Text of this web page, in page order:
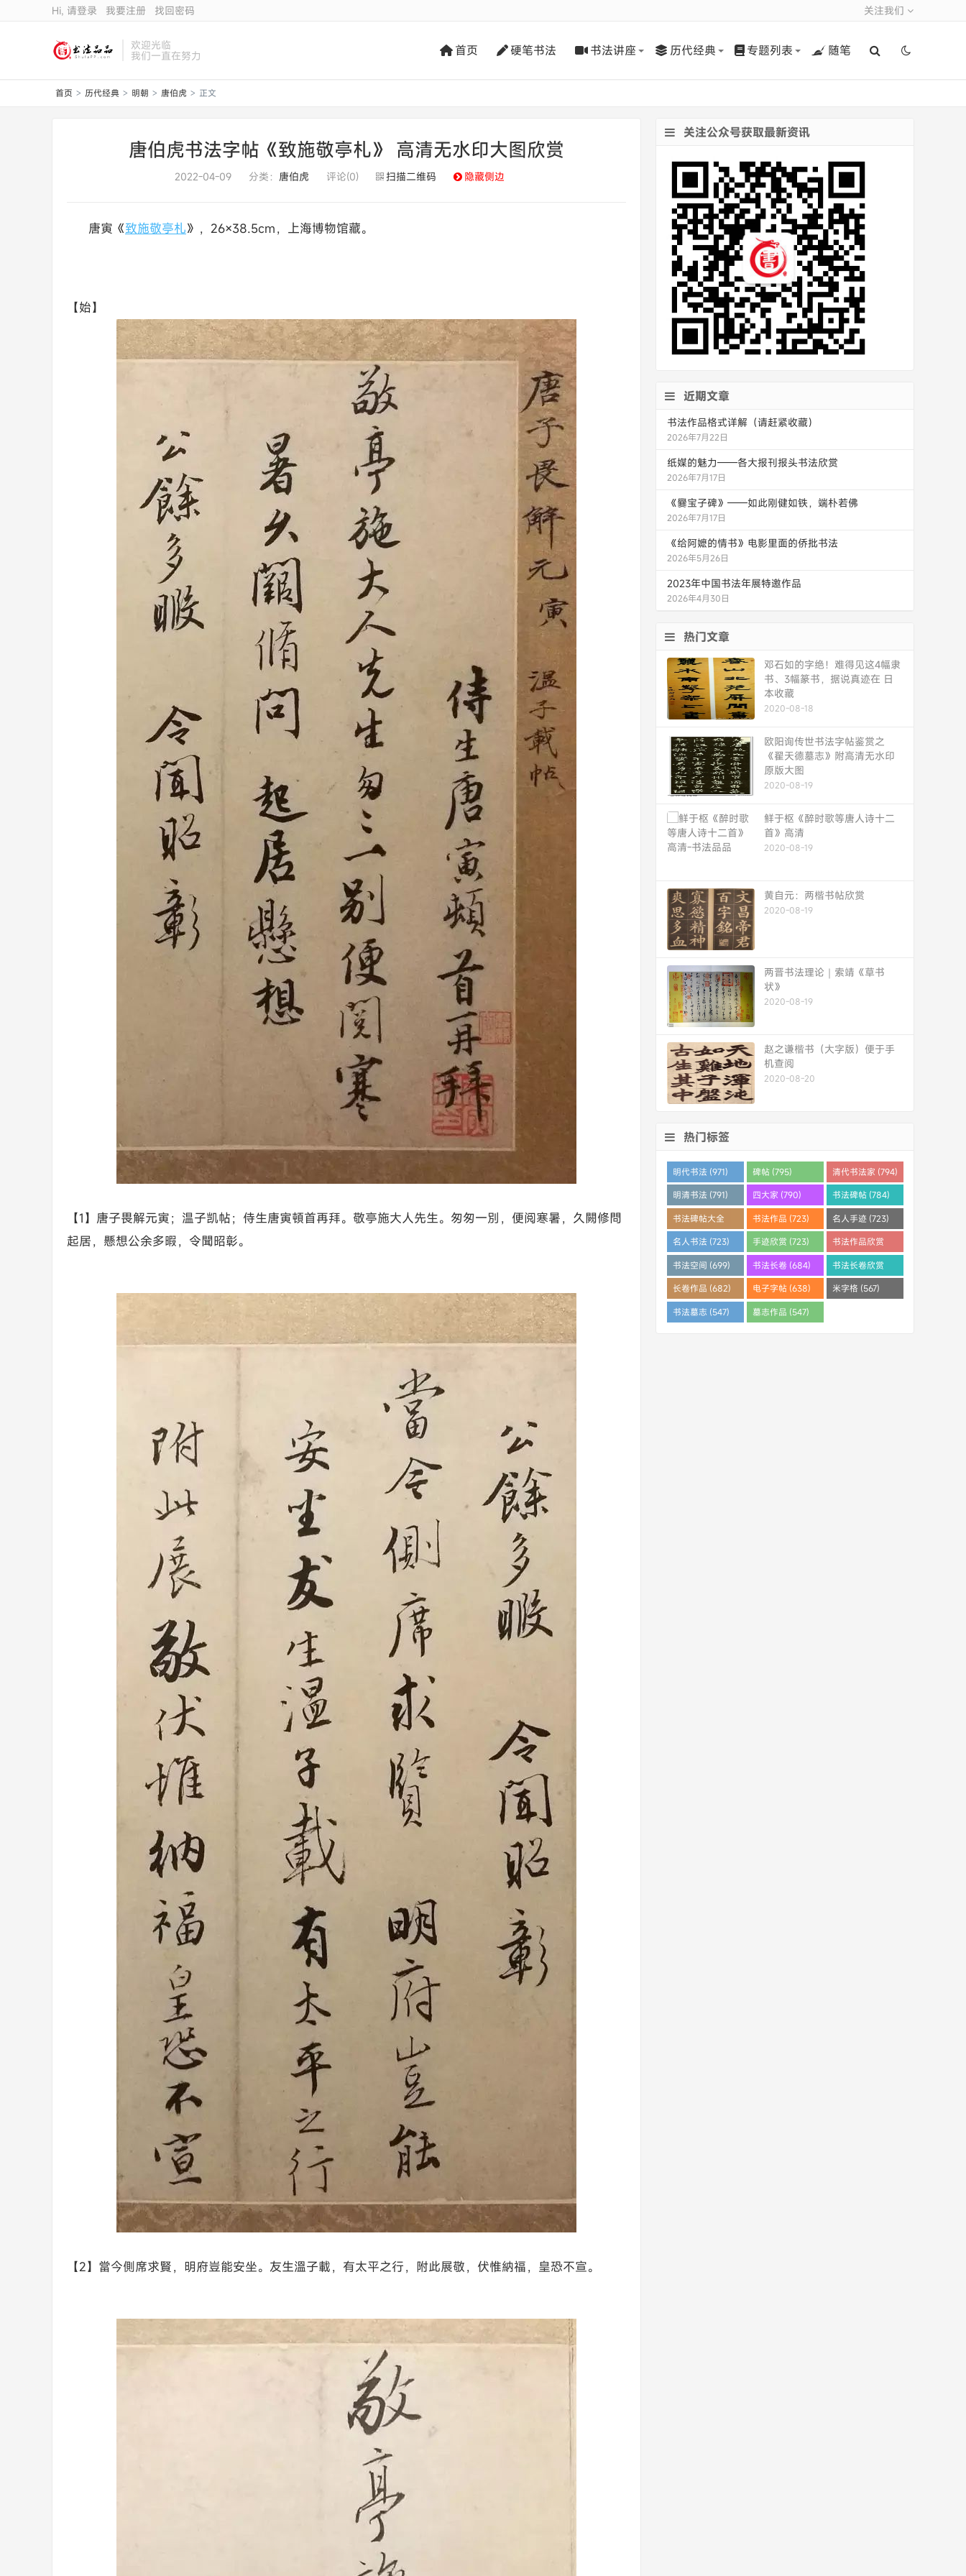
关注我们
Hi, 请登录 我要注册 找回密码
欢迎光临
我们一直在努力 首页 硬笔书法 书法讲座 历代经典 专题列表 随笔
首页 > 历代经典 > 明朝 > 唐伯虎 > 正文
唐伯虎书法字帖《致施敬亭札》 高清无水印大图欣赏
2022-04-09 分类： 唐伯虎 评论(0) 扫描二维码 隐藏侧边
唐寅《致施敬亭札》，26×38.5cm，上海博物馆藏。
【始】
【1】唐子畏解元寅；温子凯帖；侍生唐寅頓首再拜。敬亭施大人先生。匆匆一別，便阅寒暑，久闕修問
起居，懸想公余多暇，令聞昭彰。
【2】當今側席求賢，明府豈能安坐。友生溫子載，有太平之行，附此展敬，伏惟納福，皇恐不宣。
关注公众号获取最新资讯
近期文章
书法作品格式详解（请赶紧收藏）
2026年7月22日
纸媒的魅力——各大报刊报头书法欣赏
2026年7月17日
《爨宝子碑》——如此刚健如铁，端朴若佛
2026年7月17日
《给阿嬷的情书》电影里面的侨批书法
2026年5月26日
2023年中国书法年展特邀作品
2026年4月30日
热门文章
邓石如的字绝！难得见这4幅隶
书、3幅篆书，据说真迹在 日
本收藏
2020-08-18
欧阳询传世书法字帖鉴赏之
《翟天德墓志》附高清无水印
原版大图
2020-08-19
鲜于枢《醉时歌等唐人诗十二
首》高清
2020-08-19
黄自元：两楷书帖欣赏
2020-08-19
两晋书法理论｜索靖《草书
状》
2020-08-19
赵之谦楷书（大字版）便于手
机查阅
2020-08-20
热门标签
明代书法 (971) 碑帖 (795) 清代书法家 (794)
明清书法 (791) 四大家 (790) 书法碑帖 (784)
书法碑帖大全
(784)
书法作品 (723) 名人手迹 (723)
名人书法 (723) 手迹欣赏 (723)
书法作品欣赏
(710)
书法空间 (699) 书法长卷 (684)
书法长卷欣赏
(682)
长卷作品 (682) 电子字帖 (638) 米字格 (567)
书法墓志 (547) 墓志作品 (547)